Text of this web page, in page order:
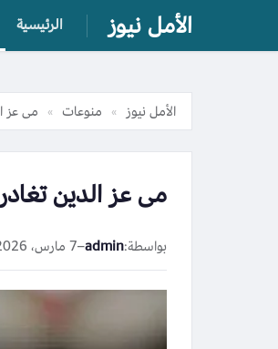
الأمل نيوز الرئيسية
الأمل نيوز » منوعات » مى عز
مى عز الدين
بواسطة:admin
–7 مارس، 2026 9:16 مساءً